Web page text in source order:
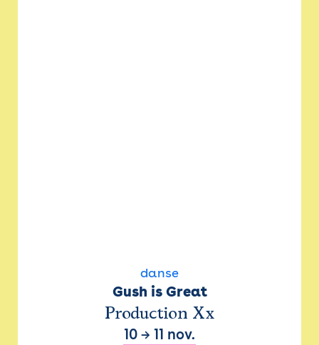
danse
Gush is Great
Production Xx
10 → 11 nov.